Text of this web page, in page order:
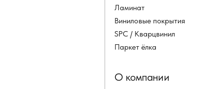
Ламинат
Виниловые покрытия
SPC / Кварцвинил
Паркет ёлка
О компании